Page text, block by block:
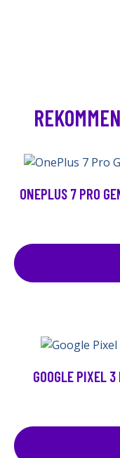
ONEPLUS 7 PRO
GOOGLE PIXEL